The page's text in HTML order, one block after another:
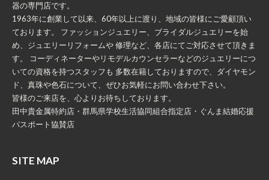
器の専門店です。
1963年に創業して以来、60年以上に渡り、地域の皆様にご愛顧頂い
ております。 ファッションジュエリー、ブライダルジュエリーを始
め、ジュエリーリフォームや 修理など、各店にてご対応させて頂きま
す。 コーディネーターやリモデルカウンセラーなどのジュエリーにつ
いての資格を持つスタッフも 多数在籍しておりますので、ダイヤモン
ド、真珠や色石について、ぜひお気軽にお問い合わせ下さい。
皆様のご来店を、心よりお待ちしております。
田中貴金属特約店・群馬県学校生活協同組合指定店・ぐんま結婚応援
パスポート協賛店
SITE MAP